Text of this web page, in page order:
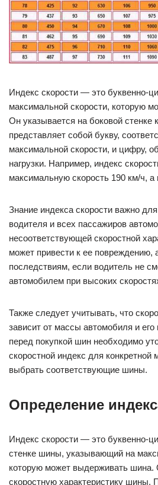
Индекс скорости — это буквенно-
максимальной скорости, которую
Он указывается на боковой
представляет собой букву,
максимальной скорости, и цифру,
нагрузки. Например, индекс
максимальную скорость 190 км/ч,
Знание индекса скорости важно
водителя и всех пассажиров
несоответствующей скоростной
может привести к ее повреждению,
последствиям, если водитель не
автомобилем при высоких
Также следует учитывать, что
зависит от массы автомобиля и его
перед покупкой шин необходимо
скоростной индекс для
выбрать соответствующие шины.
Определение
Индекс скорости — это буквенно-
стенке шины, указывающий на
которую может выдерживать шина.
скоростную характеристику шины.